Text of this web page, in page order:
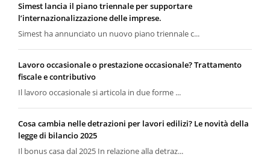
Simest lancia il piano triennale per supportare
l’internazionalizzazione delle imprese.
Simest ha annunciato un nuovo piano triennale c...
Lavoro occasionale o prestazione occasionale? Trattamento
fiscale e contributivo
Il lavoro occasionale si articola in due forme ...
Cosa cambia nelle detrazioni per lavori edilizi? Le novità della
legge di bilancio 2025
Il bonus casa dal 2025 In relazione alla detraz...